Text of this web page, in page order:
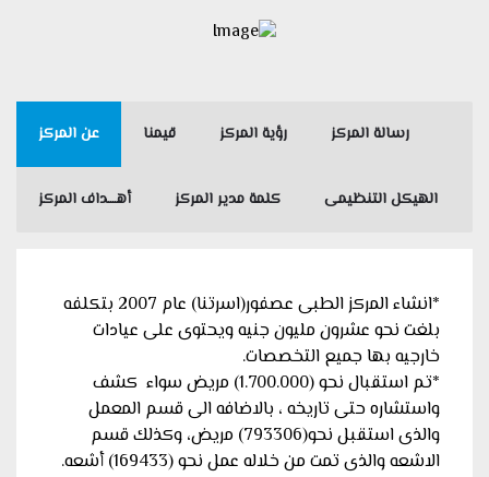
عن المركز قيمنا رؤية المركز رسالة المركز
أهــــداف المركز كلمة مدير المركز الهيكل التنظيمى
*انشاء المركز الطبى عصفور(اسرتنا) عام 2007 بتكلفه
بلغت نحو عشرون مليون جنيه ويحتوى على عيادات
خارجيه بها جميع التخصصات.
*تم استقبال نحو (1.700.000) مريض سواء كشف
واستشاره حتى تاريخه ، بالاضافه الى قسم المعمل
والذى استقبل نحو(793306) مريض، وكذلك قسم
الاشعه والذى تمت من خلاله عمل نحو (169433) أشعه.